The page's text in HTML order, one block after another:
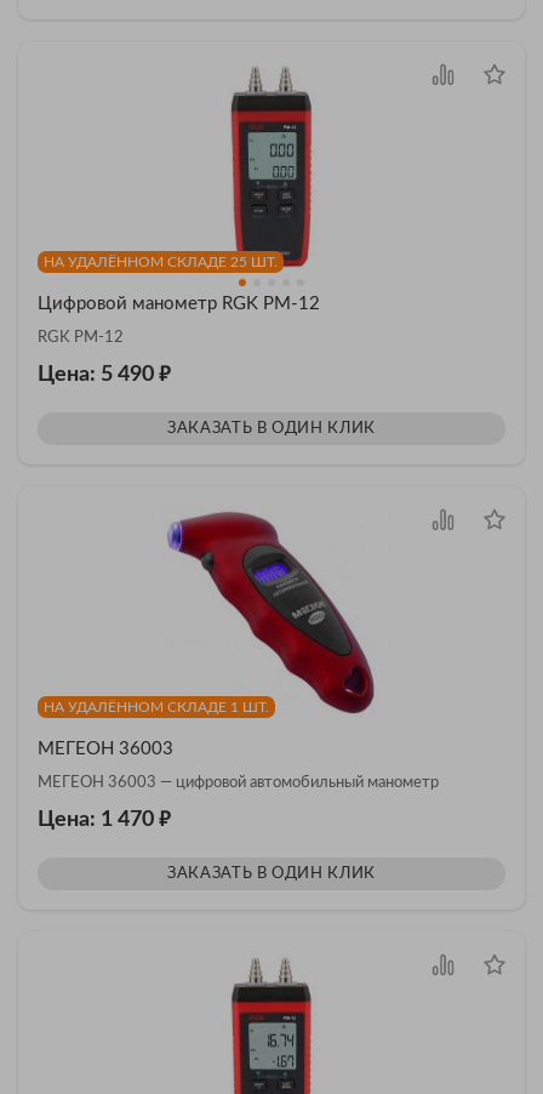
НА УДАЛЁННОМ СКЛАДЕ 25 ШТ.
Цифровой манометр RGK PM-12
RGK PM-12
Цена: 5 490 ₽
ЗАКАЗАТЬ В ОДИН КЛИК
НА УДАЛЁННОМ СКЛАДЕ 1 ШТ.
МЕГЕОН 36003
МЕГЕОН 36003 — цифровой автомобильный манометр
Цена: 1 470 ₽
ЗАКАЗАТЬ В ОДИН КЛИК